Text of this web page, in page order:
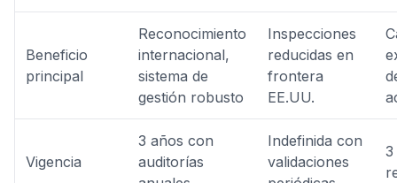
Beneficio
principal
Reconocimiento
internacional,
sistema de
gestión robusto
Inspecciones
reducidas en
frontera
EE.UU.
Vigencia
3 años con
auditorías
Indefinida con
validaciones
3